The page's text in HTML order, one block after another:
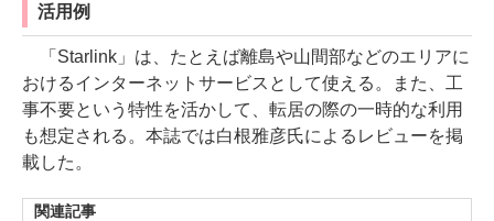
活用例
「Starlink」は、たとえば離島や山間部などのエリアに
おけるインターネットサービスとして使える。また、工
事不要という特性を活かして、転居の際の一時的な利用
も想定される。本誌では白根雅彦氏によるレビューを掲
載した。
関連記事